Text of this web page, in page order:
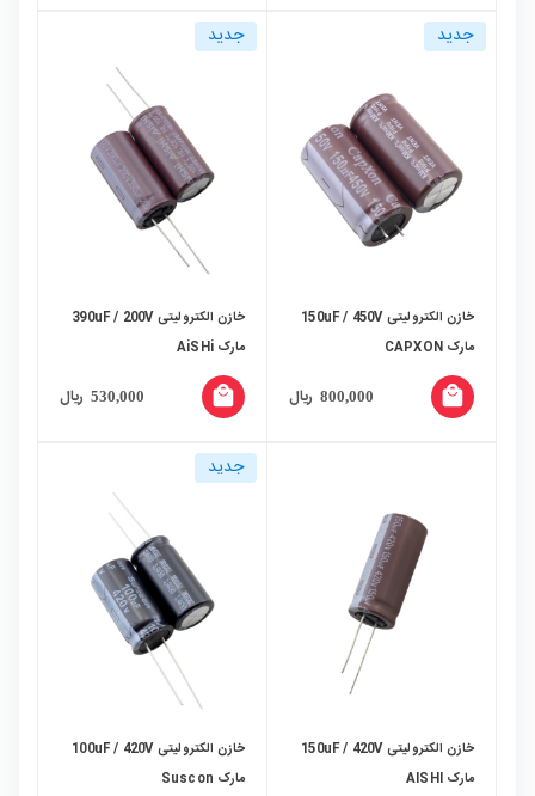
جدید
خازن الکترولیتی 150uF / 450V
مارک CAPXON
800,000 ریال local_mall
جدید
خازن الکترولیتی 390uF / 200V
مارک AiSHi
530,000 ریال local_mall
خازن الکترولیتی 150uF / 420V
مارک AISHI
جدید
خازن الکترولیتی 100uF / 420V
مارک Suscon